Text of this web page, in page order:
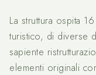
La struttura ospita
turistico, di diverse
sapiente
elementi originali